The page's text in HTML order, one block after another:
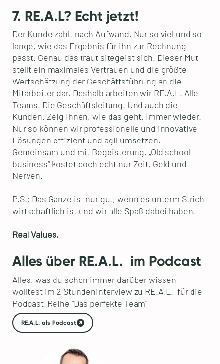
7. RE.A.L? Echt jetzt!
Der Kunde zahlt nach Aufwand. Nur so viel und so
lange, wie das Ergebnis für ihn zur Rechnung
passt. Genau das traut sitegeist sich. Dieser Mut
stellt ein maximales Vertrauen und die größte
Wertschätzung der Geschäftsführung an die
Mitarbeiter dar. Deshalb arbeiten wir RE.A.L. Alle
Teams. Die Geschäftsleitung. Und auch die
Kunden. Zeig Ihnen, wie das geht. Immer wieder.
Nur so können wir professionelle und innovative
Lösungen effizient und agil umsetzen.
Gemeinsam und mit Begeisterung. „Old school
business“ kostet doch echt nur Zeit, Geld und
Nerven.
P.S.: Das Ganze ist nur gut, wenn es unterm Strich
wirtschaftlich ist und wir alle Spaß dabei haben.
Real Values.
Alles über RE.A.L. im Podcast
Alles, was du schon immer darüber wissen
wolltest im 2 Stundeninterview zu RE.A.L. für die
Podcast-Reihe "Das perfekte Team"
RE.A.L. als Podcast